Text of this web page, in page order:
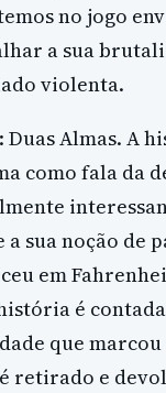
no jogo
a sua
violenta.
Almas. A
como fala da
sua noção de
em
é
que marcou
retirado e